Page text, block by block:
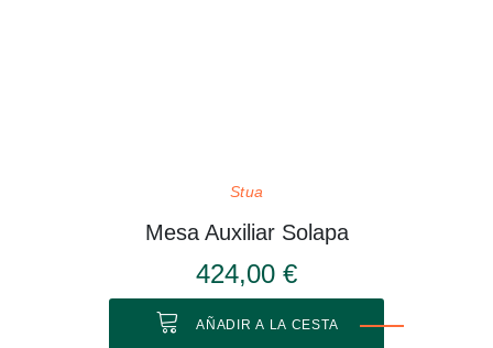
Stua
Mesa Auxiliar Solapa
424,00 €
AÑADIR A LA CESTA